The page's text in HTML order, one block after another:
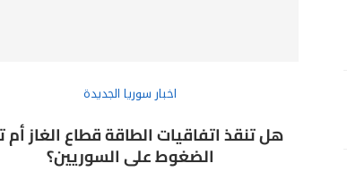
اخبار سوريا الجديدة
هل تنقذ اتفاقيات الطاقة قطاع الغاز أم
الضغوط على السوريين؟